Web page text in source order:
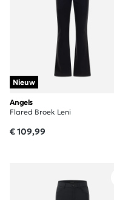
Nieuw
Angels
Flared Broek Leni
€ 109,99